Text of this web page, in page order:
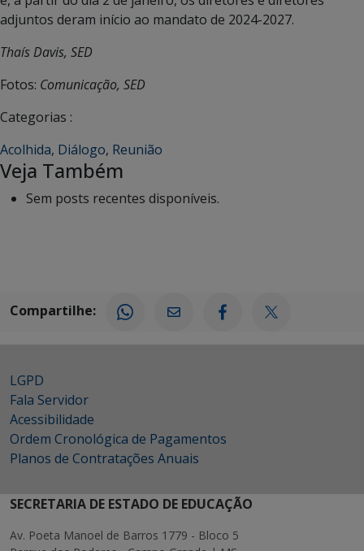
adjuntos deram início ao mandato de 2024-2027.
Thaís Davis, SED
Fotos: Comunicação, SED
Categorias :
Acolhida, Diálogo, Reunião
Veja Também
Sem posts recentes disponíveis.
Compartilhe:
LGPD
Fala Servidor
Acessibilidade
Ordem Cronológica de Pagamentos
Planos de Contratações Anuais
SECRETARIA DE ESTADO DE EDUCAÇÃO
Av. Poeta Manoel de Barros 1779 - Bloco 5